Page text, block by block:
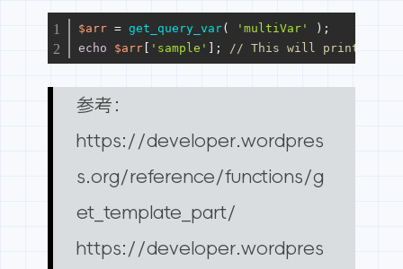
$arr = get_query_var( 'multiVar'
);
echo
$arr 'sample' ]; // This will print out: a
参考：
https://developer.wordpres
s.org/reference/functions/g
et_template_part/
https://developer.wordpres